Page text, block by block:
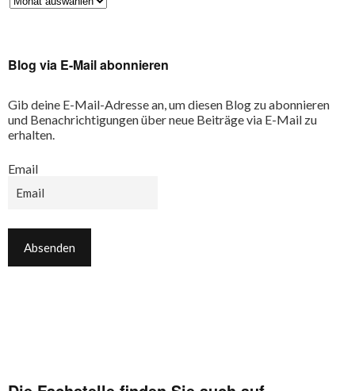
Blog via E-Mail abonnieren
Gib deine E-Mail-Adresse an, um diesen Blog zu abonnieren
und Benachrichtigungen über neue Beiträge via E-Mail zu
erhalten.
Email